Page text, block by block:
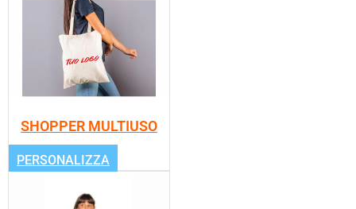
SHOPPER MULTIUSO
PERSONALIZZA